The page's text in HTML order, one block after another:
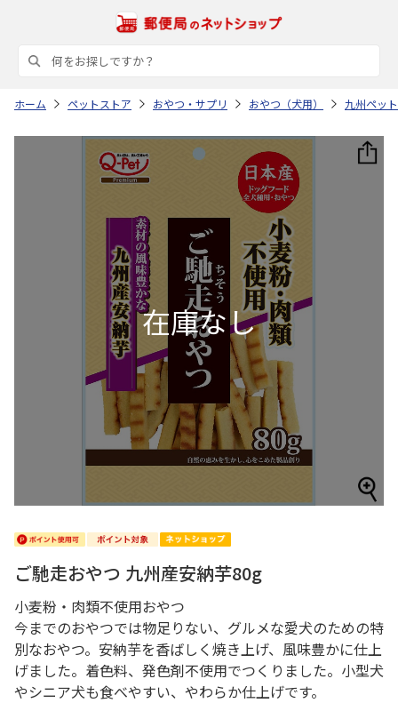
ホーム ペットストア おやつ・サプリ おやつ（犬用） 九州ペッ
ご馳走おやつ 九州産安納芋80g
小麦粉・肉類不使用おやつ
今までのおやつでは物足りない、グルメな愛犬のための特
別なおやつ。安納芋を香ばしく焼き上げ、風味豊かに仕上
げました。着色料、発色剤不使用でつくりました。小型犬
やシニア犬も食べやすい、やわらか仕上げです。